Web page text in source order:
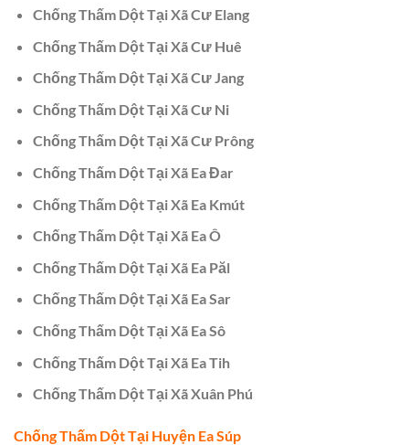
Chống Thấm Dột Tại Xã Cư Elang
Chống Thấm Dột Tại Xã Cư Huê
Chống Thấm Dột Tại Xã Cư Jang
Chống Thấm Dột Tại Xã Cư Ni
Chống Thấm Dột Tại Xã Cư Prông
Chống Thấm Dột Tại Xã Ea Đar
Chống Thấm Dột Tại Xã Ea Kmút
Chống Thấm Dột Tại Xã Ea Ô
Chống Thấm Dột Tại Xã Ea Păl
Chống Thấm Dột Tại Xã Ea Sar
Chống Thấm Dột Tại Xã Ea Sô
Chống Thấm Dột Tại Xã Ea Tih
Chống Thấm Dột Tại Xã Xuân Phú
Chống Thấm Dột Tại Huyện Ea Súp